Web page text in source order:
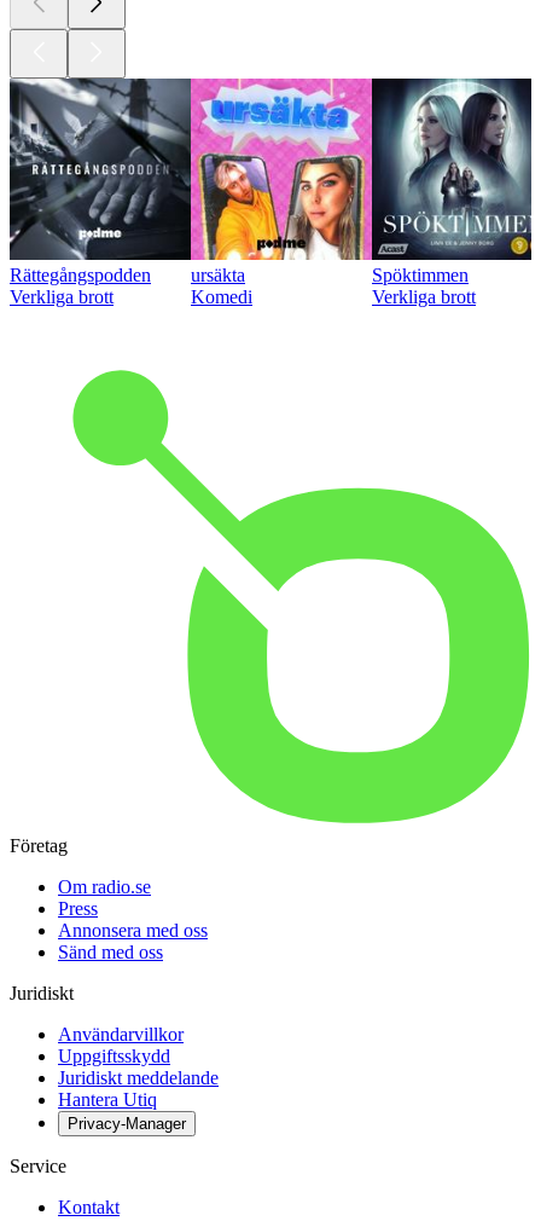
Rättegångspodden
Verkliga brott
ursäkta
Komedi
Spöktimmen
Verkliga brott
Företag
Om radio.se
Press
Annonsera med oss
Sänd med oss
Juridiskt
Användarvillkor
Uppgiftsskydd
Juridiskt meddelande
Hantera Utiq
Privacy-Manager
Service
Kontakt